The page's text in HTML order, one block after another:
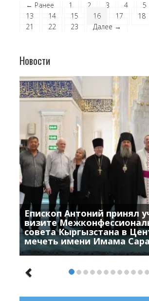
← Ранее 1 2 3 4 5
13
14 15 16 17 18
21
22 23 Далее →
Новости
Епископ Антоний принял
визите
совета Кыргызстана в
мечеть имени Имама